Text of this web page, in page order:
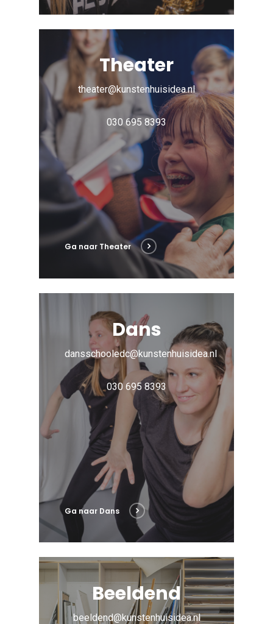
Theater
theater@kunstenhuisidea.nl
030 695 8393
Ga naar Theater
Dans
dansschooledc@kunstenhuisidea.nl
030 695 8393
Ga naar Dans
Beeldend
beeldend@kunstenhuisidea.nl